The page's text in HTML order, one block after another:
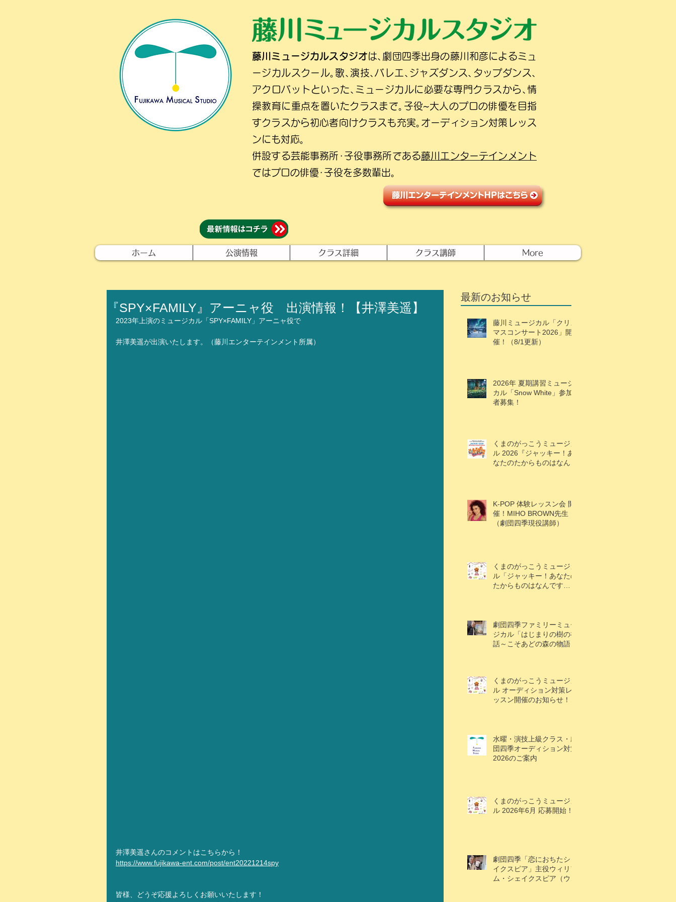
藤川ミュージカルスタジオは､劇団四季出身の藤川和彦によるミュ
ージカルスクール｡歌､演技､バレエ､ジャズダンス､タップダンス､
アクロバットといった､ミュージカルに必要な専門クラスから､情
操教育に重点を置いたクラスまで｡子役~大人のプロの俳優を目指
すクラスから初心者向けクラスも充実｡オーディション対策レッス
ンにも対応｡
併設する芸能事務所･子役事務所である藤川エンターテインメント
ではプロの俳優･子役を多数輩出｡
ホーム 公演情報 クラス詳細 クラス講師 More
『SPY×FAMILY』アーニャ役 出演情報！【井澤美遥】
2023年上演のミュージカル「SPY×FAMILY」アーニャ役で
井澤美遥が出演いたします。（藤川エンターテインメント所属）
井澤美遥さんのコメントはこちらから！
https://www.fujikawa-ent.com/post/ent20221214spy
皆様、どうぞ応援よろしくお願いいたします！
最新のお知らせ
藤川ミュージカル「クリス
マスコンサート2026」開
催！（8/1更新）
2026年 夏期講習ミュージ
カル「Snow White」参加
者募集！
くまのがっこうミュージカ
ル 2026『ジャッキー！あ
なたのたからものはなんで
K-POP 体験レッスン会 開
催！MIHO BROWN先生
（劇団四季現役講師）
くまのがっこうミュージカ
ル「ジャッキー！あなたの
たからものはなんです
劇団四季ファミリーミュー
ジカル「はじまりの樹の神
話～こそあどの森の物語
くまのがっこうミュージカ
ル オーディション対策レ
ッスン開催のお知らせ！
水曜・演技上級クラス・劇
団四季オーディション対策
2026のご案内
くまのがっこうミュージカ
ル 2026年6月 応募開始！
劇団四季「恋におちたシェ
イクスピア」主役ウィリア
ム・シェイクスピア（ウィ